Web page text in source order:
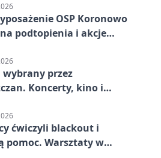
OSP Koronowo
podtopienia i akcje
wybrany przez
Koncerty, kino i
ćwiczyli blackout i
pomoc. Warsztaty w